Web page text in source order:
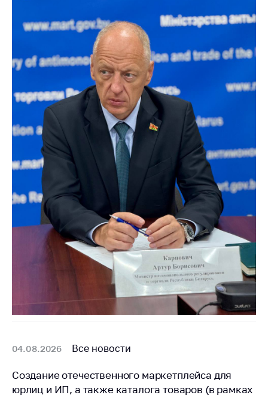
Министра
Горячая линия
Пресс-служба
Вышестоящий
государственный
орган
Важное на сайте
Сообщить о росте
цен
Ценообразование
на лекарственные
средства, изделия
медицинского
назначения и
медицинскую
технику
Решение Комиссии
по установлению
факта нарушения
антимонопольного
Предостережения и
04.08.2026 Все новости
Создание отечественного маркетплейса для
юрлиц и ИП, а также каталога товаров (в рамках